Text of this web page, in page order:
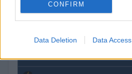
CONFIRM
Data Deletion Data Access
Naam